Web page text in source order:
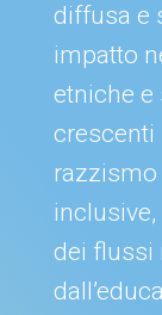
diffusa e
impatto
etniche e
crescenti
razzismo
inclusive,
dei flussi